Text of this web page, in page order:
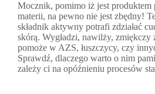
Mocznik, pomimo iż jest produktem
materii, na pewno nie jest zbędny!
składnik aktywny potrafi zdziałać
skórą. Wygładzi, nawilży, zmiękczy
pomoże w AZS, łuszczycy, czy
Sprawdź, dlaczego warto o nim
zależy ci na opóźnieniu procesów